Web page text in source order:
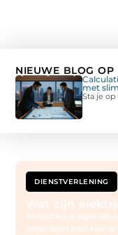
NIEUWE BLOG OP
met
Sta je
DIENSTVERLENING
Wat zijn
Rideables is eigenlijk
apparaten met